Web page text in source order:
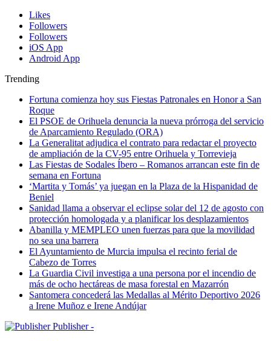
Likes
Followers
Followers
iOS App
Android App
Trending
Fortuna comienza hoy sus Fiestas Patronales en Honor a San
Roque
El PSOE de Orihuela denuncia la nueva prórroga del servicio
de Aparcamiento Regulado (ORA)
La Generalitat adjudica el contrato para redactar el proyecto
de ampliación de la CV-95 entre Orihuela y Torrevieja
Las Fiestas de Sodales Íbero – Romanos arrancan este fin de
semana en Fortuna
‘Martita y Tomás’ ya juegan en la Plaza de la Hispanidad de
Beniel
Sanidad llama a observar el eclipse solar del 12 de agosto con
protección homologada y a planificar los desplazamientos
Abanilla y MEMPLEO unen fuerzas para que la movilidad
no sea una barrera
El Ayuntamiento de Murcia impulsa el recinto ferial de
Cabezo de Torres
La Guardia Civil investiga a una persona por el incendio de
más de ocho hectáreas de masa forestal en Mazarrón
Santomera concederá las Medallas al Mérito Deportivo 2026
a Irene Muñoz e Irene Andújar
Publisher -